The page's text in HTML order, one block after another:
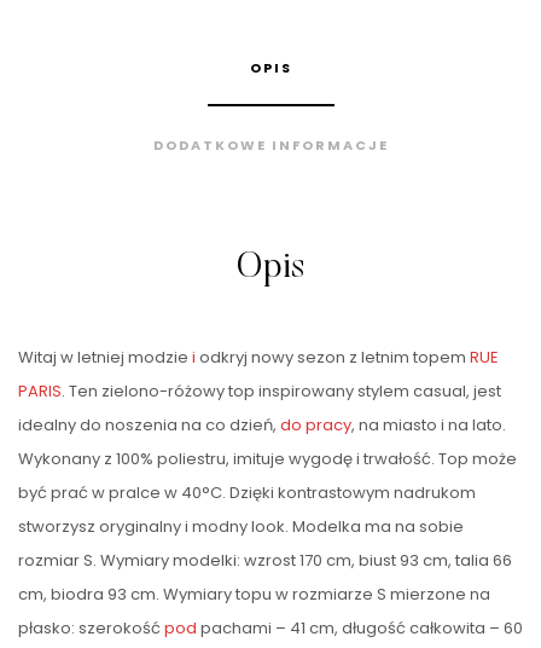
OPIS
DODATKOWE INFORMACJE
Opis
Witaj w letniej modzie i odkryj nowy sezon z letnim topem RUE
PARIS. Ten zielono-różowy top inspirowany stylem casual, jest
idealny do noszenia na co dzień, do pracy, na miasto i na lato.
Wykonany z 100% poliestru, imituje wygodę i trwałość. Top może
być prać w pralce w 40°C. Dzięki kontrastowym nadrukom
stworzysz oryginalny i modny look. Modelka ma na sobie
rozmiar S. Wymiary modelki: wzrost 170 cm, biust 93 cm, talia 66
cm, biodra 93 cm. Wymiary topu w rozmiarze S mierzone na
płasko: szerokość pod pachami – 41 cm, długość całkowita – 60